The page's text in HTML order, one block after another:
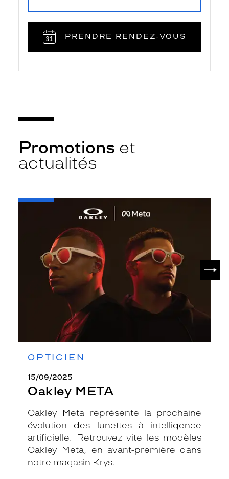
PRENDRE RENDEZ‑VOUS
Promotions et
actualités
OPTICIEN
15/09/2025
Oakley META
Oakley Meta représente la prochaine
évolution des lunettes à intelligence
artificielle. Retrouvez vite les modèles
Oakley Meta, en avant-première dans
notre magasin Krys.
-